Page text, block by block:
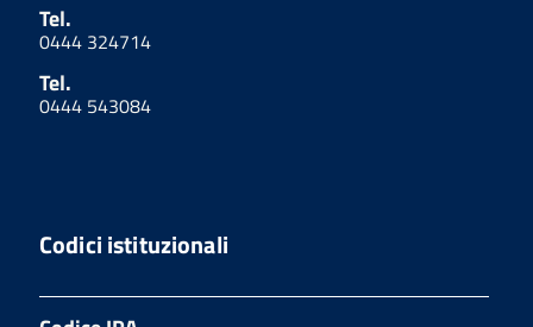
Tel.
0444 324714
Tel.
0444 543084
Codici istituzionali